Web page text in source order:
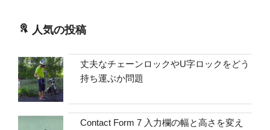
人気の投稿
丈夫なチェーンロックやU字ロックをどう
持ち運ぶか問題
Contact Form 7 入力欄の幅と高さを変え